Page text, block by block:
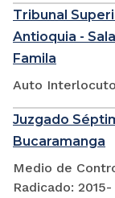
Tribunal
Antioquia -
Famila
Auto
Juzgado
Bucaramanga
Medio de
Radicado: